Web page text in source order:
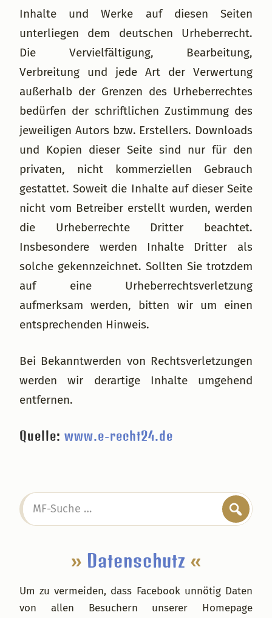
Inhalte und Werke auf diesen Seiten
unterliegen dem deutschen Urheberrecht.
Die Vervielfältigung, Bearbeitung,
Verbreitung und jede Art der Verwertung
außerhalb der Grenzen des Urheberrechtes
bedürfen der schriftlichen Zustimmung des
jeweiligen Autors bzw. Erstellers. Downloads
und Kopien dieser Seite sind nur für den
privaten, nicht kommerziellen Gebrauch
gestattet. Soweit die Inhalte auf dieser Seite
nicht vom Betreiber erstellt wurden, werden
die Urheberrechte Dritter beachtet.
Insbesondere werden Inhalte Dritter als
solche gekennzeichnet. Sollten Sie trotzdem
auf eine Urheberrechtsverletzung
aufmerksam werden, bitten wir um einen
entsprechenden Hinweis.
Bei Bekanntwerden von Rechtsverletzungen
werden wir derartige Inhalte umgehend
entfernen.
Quelle:www.e-recht24.de
Seitenspalte
MF-
Suche
» Datenschutz «
Um zu vermeiden, dass Facebook unnötig Daten
von allen Besuchern unserer Homepage